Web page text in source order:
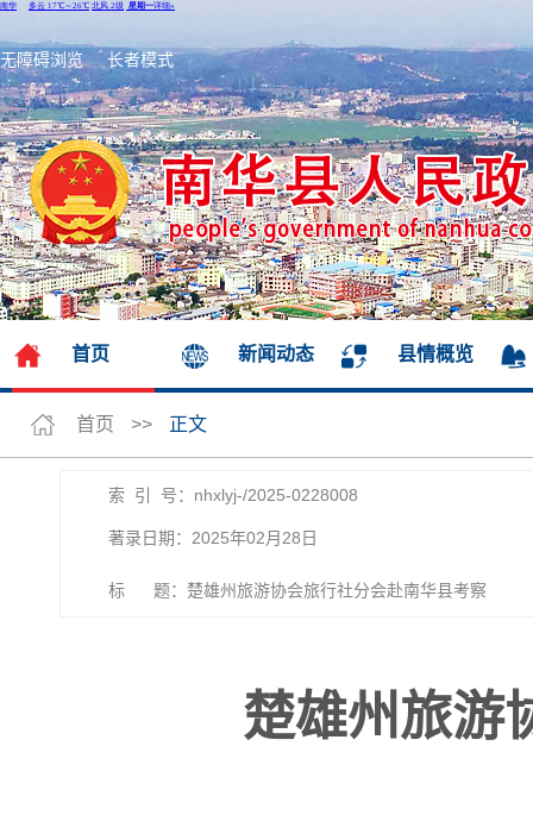
无障碍浏览 长者模式
首页 新闻动态 县情概览
首页 >> 正文
索 引 号：nhxlyj-/2025-0228008
著录日期：2025年02月28日
标 题：楚雄州旅游协会旅行社分会赴南华县考察
楚雄州旅游